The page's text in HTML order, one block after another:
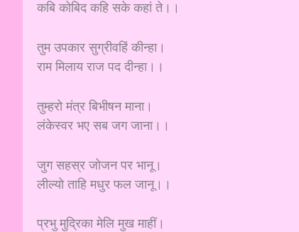
कबि कोबिद कहि सके कहां ते।।
तुम उपकार सुग्रीवहिं कीन्हा।
राम मिलाय राज पद दीन्हा।।
तुम्हरो मंत्र बिभीषन माना।
लंकेस्वर भए सब जग जाना।।
जुग सहस्र जोजन पर भानू।
लील्यो ताहि मधुर फल जानू।।
प्रभु मुद्रिका मेलि मुख माहीं।